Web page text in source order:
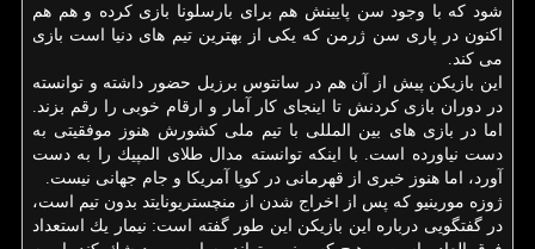
شود كه با وجود سن پایینش هم برای بارسلونا بازی كرده و هم هم
اكنون در پاری سن ژرمن كه یكی از بهترین تیم های دنیا است بازی
می كند.
این بازیكن پیش از آن هم در سانتوس برزیل حضور داشته و توانسته
در دوران بازی كردنش تا اینجای كار آمار و ارقام خوبی را رقم بزند.
اما در بازی های بین المللی با تیم ملی كشورش هنوز موفقیتی به
دست نیاورده است. با اینكه توانسته مدال طلای المپیك را به دست
آورد، اما هنوز خبری از قهرمانی در كوپا آمریكا و جام جهانی نیست.
ژوزه مورینیو كه پس از اخراج شدن از منچستریونایتد بدون تیم است،
در گفتگویی درباره این بازیكن این طور گفته است: نیمار یك استعداد